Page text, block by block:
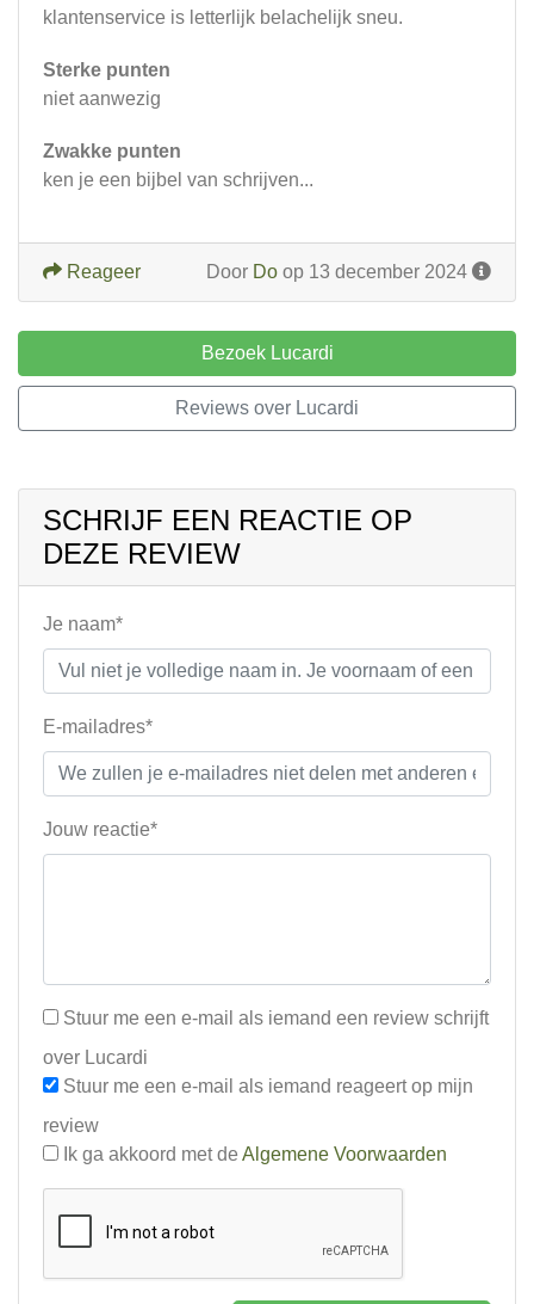
klantenservice is letterlijk belachelijk sneu.
Sterke punten
niet aanwezig
Zwakke punten
ken je een bijbel van schrijven...
Door Do op 13 december 2024
Reageer
Bezoek Lucardi
Reviews over Lucardi
SCHRIJF EEN REACTIE OP
DEZE REVIEW
Je naam*
E-mailadres*
Jouw reactie*
Stuur me een e-mail als iemand een review schrijft
over Lucardi
Stuur me een e-mail als iemand reageert op mijn
review
Ik ga akkoord met de Algemene Voorwaarden